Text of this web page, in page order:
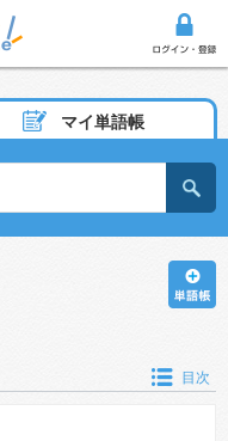
マイ単語帳
目次